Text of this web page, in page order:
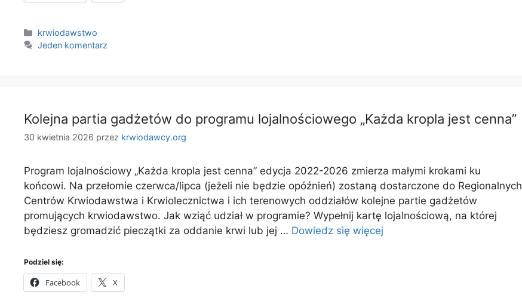
Kategorie
krwiodawstwo
Jeden komentarz
Kolejna partia gadżetów do programu lojalnościowego „Każda kropla jest cenna”
30 kwietnia 2026 przez krwiodawcy.org
Program lojalnościowy „Każda kropla jest cenna” edycja 2022-2026 zmierza małymi krokami ku
końcowi. Na przełomie czerwca/lipca (jeżeli nie będzie opóźnień) zostaną dostarczone do Regionalnych
Centrów Krwiodawstwa i Krwiolecznictwa i ich terenowych oddziałów kolejne partie gadżetów
promujących krwiodawstwo. Jak wziąć udział w programie? Wypełnij kartę lojalnościową, na której
będziesz gromadzić pieczątki za oddanie krwi lub jej … Dowiedz się więcej
Podziel się:
Facebook X